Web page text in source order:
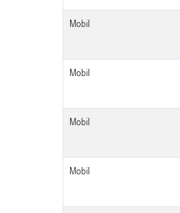
Mobil
Mobil
Mobil
Mobil